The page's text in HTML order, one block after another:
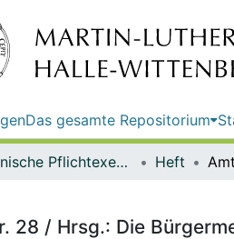
Das gesamte Repositorium
Elektronische Pflichtexemplare Heft
28 / Hrsg.: Die